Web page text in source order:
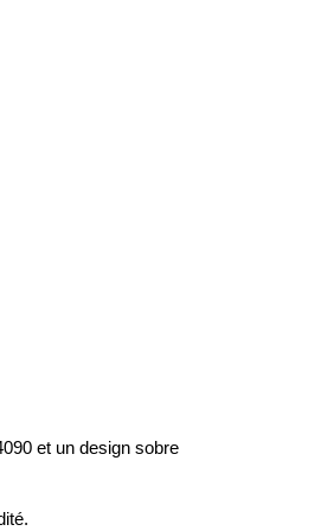
et un design sobre